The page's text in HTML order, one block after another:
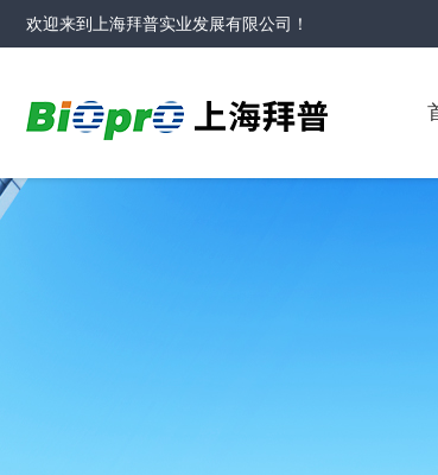
欢迎来到 上海拜普实业发展有限公司 ！